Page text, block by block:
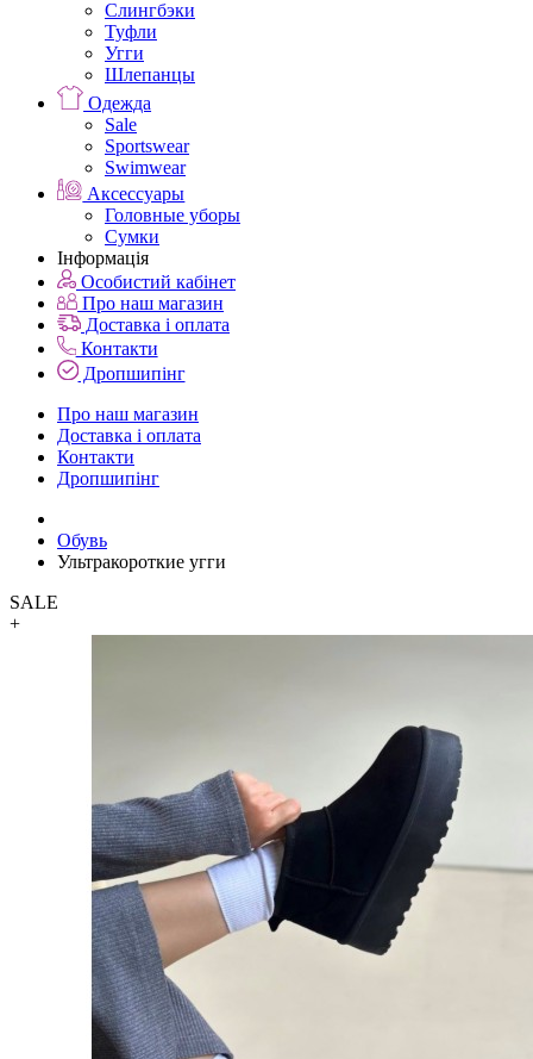
Слингбэки
Туфли
Угги
Шлепанцы
Одежда
Sale
Sportswear
Swimwear
Аксессуары
Головные уборы
Сумки
Інформація
Особистий кабінет
Про наш магазин
Доставка і оплата
Контакти
Дропшипінг
Про наш магазин
Доставка і оплата
Контакти
Дропшипінг
Обувь
Ультракороткие угги
SALE
+